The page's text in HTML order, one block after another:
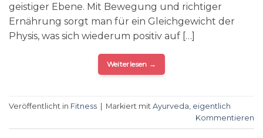
geistiger Ebene. Mit Bewegung und richtiger
Ernährung sorgt man für ein Gleichgewicht der
Physis, was sich wiederum positiv auf […]
Weiterlesen →
Veröffentlicht in Fitness | Markiert mit Ayurveda eigentlich
Kommentieren